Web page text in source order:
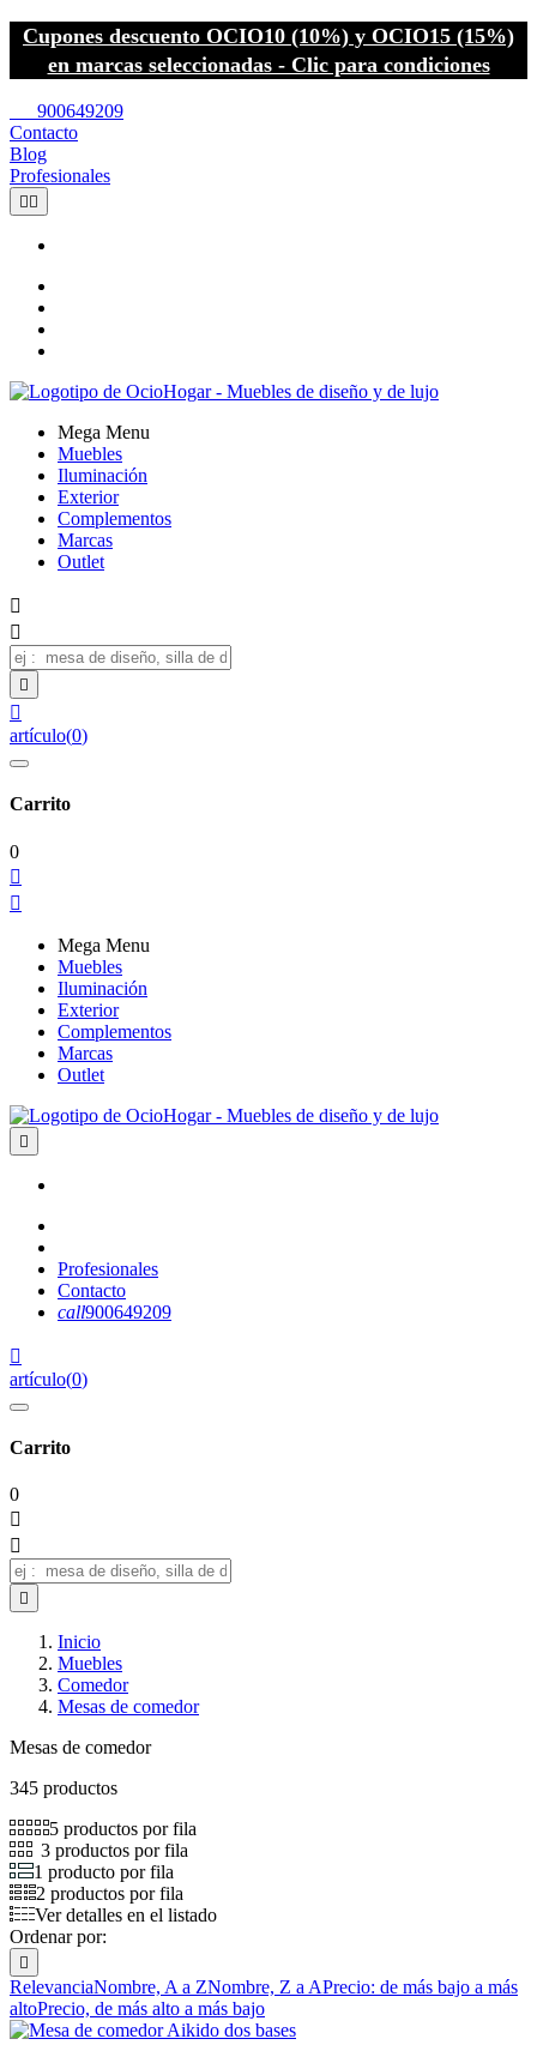
Cupones descuento OCIO10 (10%) y OCIO15 (15%)
en marcas seleccionadas - Clic para condiciones
900649209
Contacto
Blog
Profesionales
 
Mega Menu
Muebles
Iluminación
Exterior
Complementos
Marcas
Outlet




artículo(0)
Carrito
0


Mega Menu
Muebles
Iluminación
Exterior
Complementos
Marcas
Outlet

Profesionales
Contacto
call900649209

artículo(0)
Carrito
0



Inicio
Muebles
Comedor
Mesas de comedor
Mesas de comedor
345 productos
5 productos por fila
3 productos por fila
1 producto por fila
2 productos por fila
Ver detalles en el listado
Ordenar por:

RelevanciaNombre, A a ZNombre, Z a APrecio: de más bajo a más
altoPrecio, de más alto a más bajo